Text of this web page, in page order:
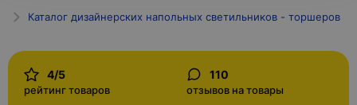
Каталог дизайнерских напольных светильников - торшеров
4/5
рейтинг товаров
110
отзывов на товары